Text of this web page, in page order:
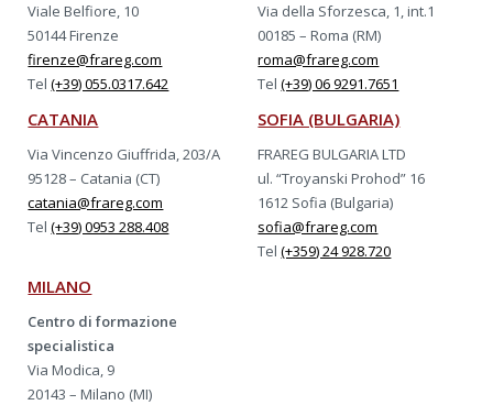
Viale Belfiore, 10
50144 Firenze
firenze@frareg.com
Tel(+39) 055.0317.642
Via della Sforzesca, 1, int.1
00185 – Roma (RM)
roma@frareg.com
Tel(+39) 06 9291.7651
CATANIA
Via Vincenzo Giuffrida, 203/A
95128 – Catania (CT)
catania@frareg.com
Tel(+39) 0953 288.408
SOFIA (BULGARIA)
FRAREG BULGARIA LTD
ul. “Troyanski Prohod” 16
1612 Sofia (Bulgaria)
sofia@frareg.com
Tel(+359) 24 928.720
MILANO
Centro di formazione
specialistica
Via Modica, 9
20143 – Milano (MI)